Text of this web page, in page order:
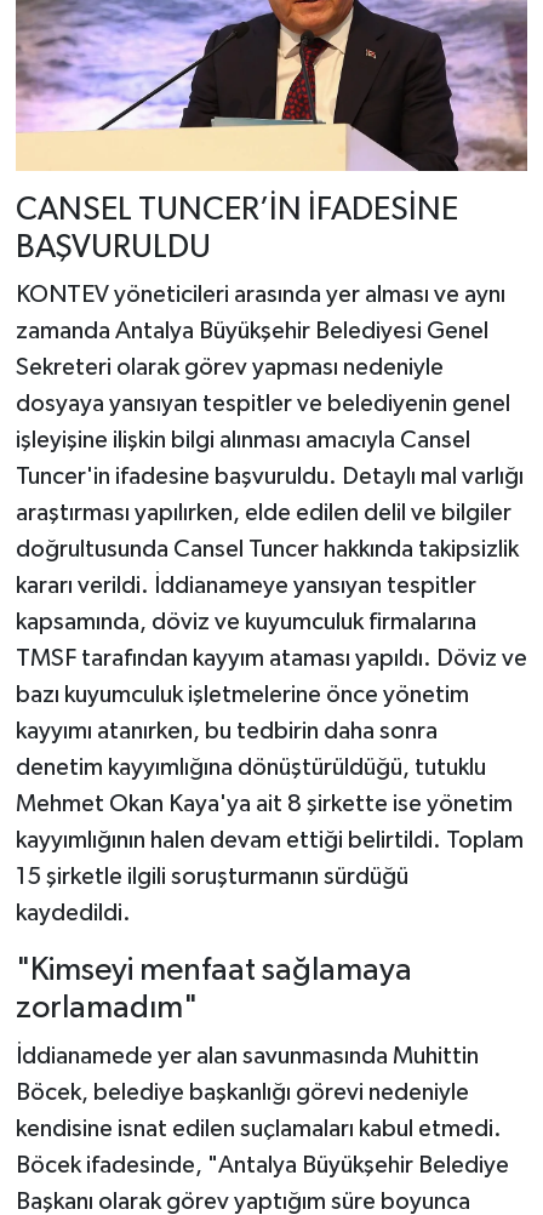
CANSEL TUNCER’İN İFADESİNE
BAŞVURULDU
KONTEV yöneticileri arasında yer alması ve aynı
zamanda Antalya Büyükşehir Belediyesi Genel
Sekreteri olarak görev yapması nedeniyle
dosyaya yansıyan tespitler ve belediyenin genel
işleyişine ilişkin bilgi alınması amacıyla Cansel
Tuncer'in ifadesine başvuruldu. Detaylı mal varlığı
araştırması yapılırken, elde edilen delil ve bilgiler
doğrultusunda Cansel Tuncer hakkında takipsizlik
kararı verildi. İddianameye yansıyan tespitler
kapsamında, döviz ve kuyumculuk firmalarına
TMSF tarafından kayyım ataması yapıldı. Döviz ve
bazı kuyumculuk işletmelerine önce yönetim
kayyımı atanırken, bu tedbirin daha sonra
denetim kayyımlığına dönüştürüldüğü, tutuklu
Mehmet Okan Kaya'ya ait 8 şirkette ise yönetim
kayyımlığının halen devam ettiği belirtildi. Toplam
15 şirketle ilgili soruşturmanın sürdüğü
kaydedildi.
"Kimseyi menfaat sağlamaya
zorlamadım"
İddianamede yer alan savunmasında Muhittin
Böcek, belediye başkanlığı görevi nedeniyle
kendisine isnat edilen suçlamaları kabul etmedi.
Böcek ifadesinde, "Antalya Büyükşehir Belediye
Başkanı olarak görev yaptığım süre boyunca